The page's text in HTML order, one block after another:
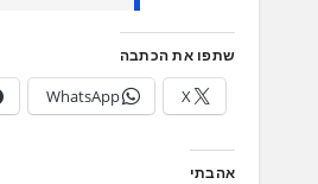
שתפו את הכתבה
X
WhatsApp
אהבתי